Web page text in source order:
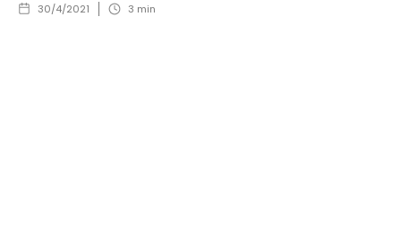
30/4/2021 3 min